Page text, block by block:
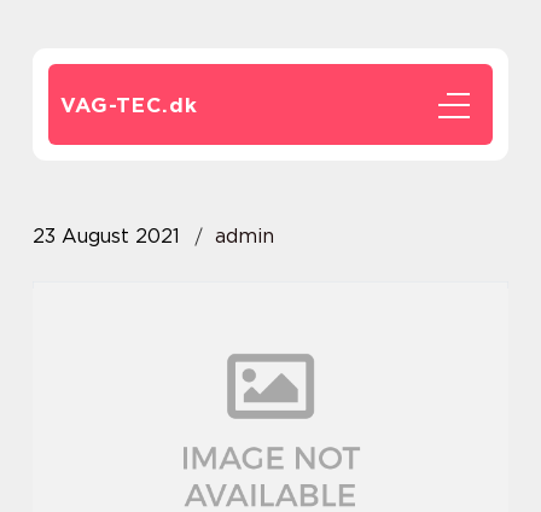
VAG-TEC.dk
23 August 2021 admin